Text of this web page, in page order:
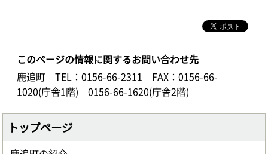
このページの情報に関するお問い合わせ先
鹿追町
TEL：0156-66-2311
FAX：0156-66-
1020(庁舎1階) 0156-66-1620(庁舎2階)
トップページ